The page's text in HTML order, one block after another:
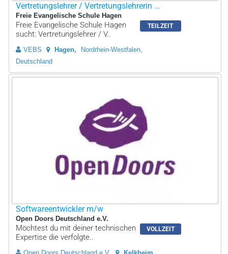
Vertretungslehrer / Vertretungslehrerin ...
Freie Evangelische Schule Hagen
TEILZEIT
Freie Evangelische Schule Hagen
sucht: Vertretungslehrer / V..
VEBS Hagen
Nordrhein-Westfalen,
Deutschland
Softwareentwickler m/w
Open Doors Deutschland e.V.
VOLLZEIT
Möchtest du mit deiner technischen
Expertise die verfolgte..